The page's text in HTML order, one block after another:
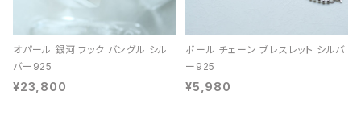
オパール 銀河 フック バングル シル
バー925
¥23,800
ボール チェーン ブレスレット シルバ
ー925
¥5,980